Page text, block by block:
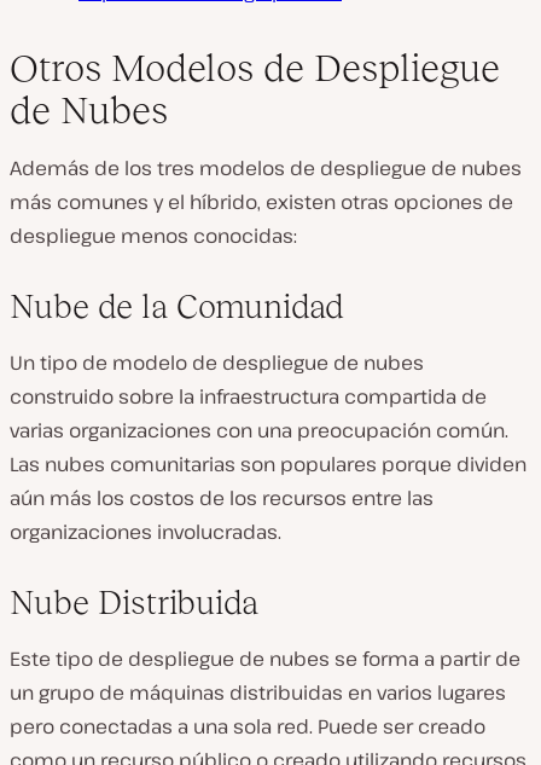
Otros Modelos de Despliegue
de Nubes
Además de los tres modelos de despliegue de nubes
más comunes y el híbrido, existen otras opciones de
despliegue menos conocidas:
Nube de la Comunidad
Un tipo de modelo de despliegue de nubes
construido sobre la infraestructura compartida de
varias organizaciones con una preocupación común.
Las nubes comunitarias son populares porque dividen
aún más los costos de los recursos entre las
organizaciones involucradas.
Nube Distribuida
Este tipo de despliegue de nubes se forma a partir de
un grupo de máquinas distribuidas en varios lugares
pero conectadas a una sola red. Puede ser creado